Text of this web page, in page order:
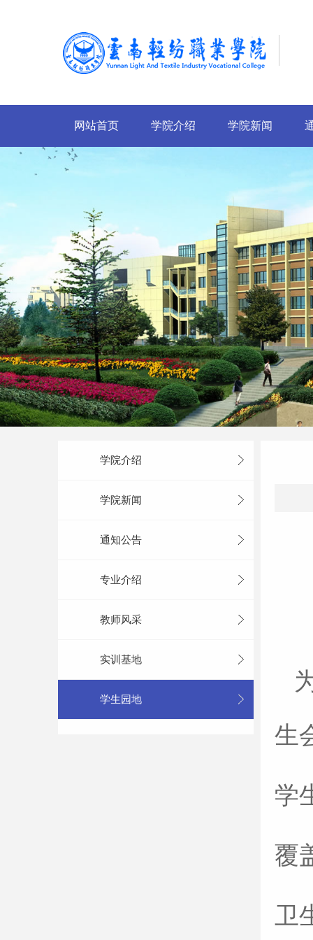
网站首页 学院介绍 学院新闻
学院介绍
学院新闻
通知公告
专业介绍
教师风采
实训基地
学生园地
生
学
覆
卫